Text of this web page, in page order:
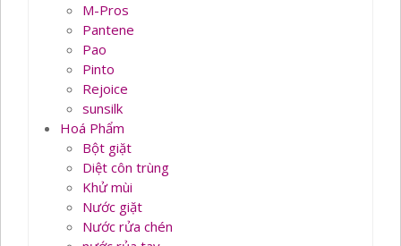
M-Pros
Pantene
Pao
Pinto
Rejoice
sunsilk
Hoá Phẩm
Bột giặt
Diệt côn trùng
Khử mùi
Nước giặt
Nước rửa chén